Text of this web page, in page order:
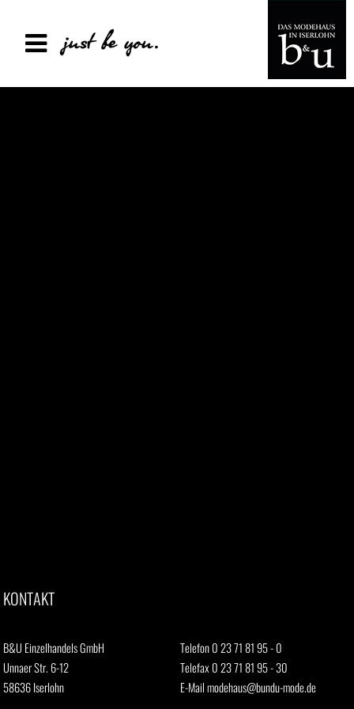
KONTAKT
B&U Einzelhandels GmbH
Unnaer Str. 6-12
58636 Iserlohn
Telefon 0 23 71 81 95 - 0
Telefax 0 23 71 81 95 - 30
E-Mailmodehaus@bundu-mode.de